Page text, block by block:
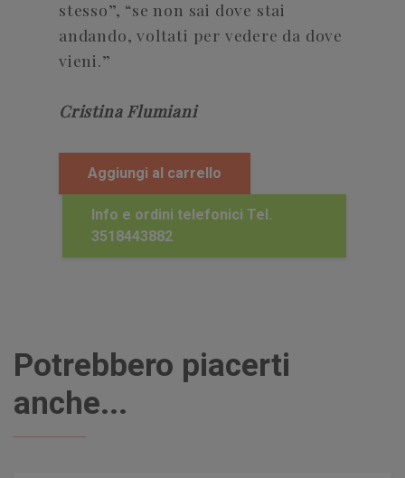
stesso”, “se non sai dove stai
andando, voltati per vedere da dove
vieni.”
Cristina Flumiani
Aggiungi al carrello
Info e ordini telefonici Tel.
3518443882
Potrebbero piacerti
anche...